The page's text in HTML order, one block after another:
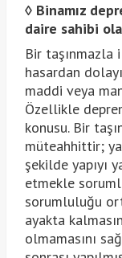
◊ Binamız
daire sahibi
Bir taşınmazla
hasardan
maddi veya
Özellikle
konusu. Bir
müteahhittir;
şekilde yapıyı
etmekle
sorumluluğu
ayakta
olmamasını